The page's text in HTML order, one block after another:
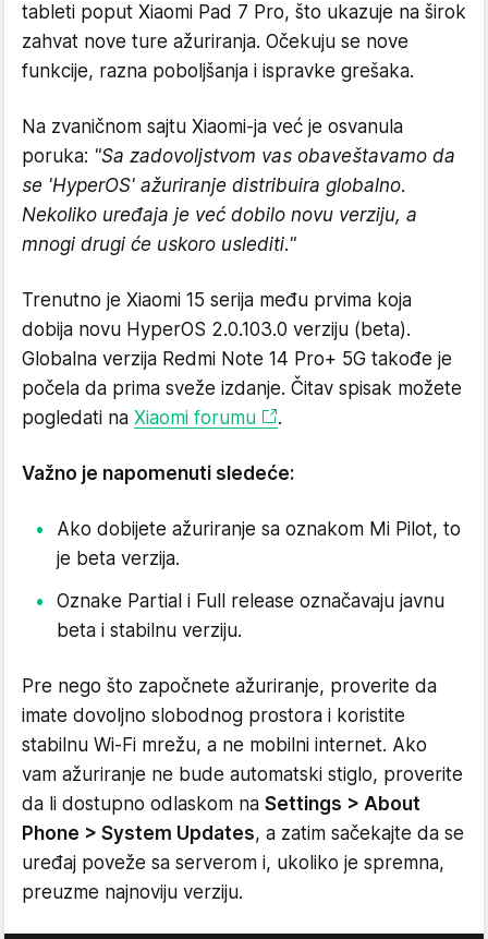
tableti poput Xiaomi Pad 7 Pro, što ukazuje na širok
zahvat nove ture ažuriranja. Očekuju se nove
funkcije, razna poboljšanja i ispravke grešaka.
Na zvaničnom sajtu Xiaomi-ja već je osvanula
poruka: "Sa zadovoljstvom vas obaveštavamo da
se 'HyperOS' ažuriranje distribuira globalno.
Nekoliko uređaja je već dobilo novu verziju, a
mnogi drugi će uskoro uslediti."
Trenutno je Xiaomi 15 serija među prvima koja
dobija novu HyperOS 2.0.103.0 verziju (beta).
Globalna verzija Redmi Note 14 Pro+ 5G takođe je
počela da prima sveže izdanje. Čitav spisak možete
pogledati na Xiaomi forumu .
Važno je napomenuti sledeće:
Ako dobijete ažuriranje sa oznakom Mi Pilot, to
je beta verzija.
Oznake Partial i Full release označavaju javnu
beta i stabilnu verziju.
Pre nego što započnete ažuriranje, proverite da
imate dovoljno slobodnog prostora i koristite
stabilnu Wi-Fi mrežu, a ne mobilni internet. Ako
vam ažuriranje ne bude automatski stiglo, proverite
da li dostupno odlaskom na Settings > About
Phone > System Updates, a zatim sačekajte da se
uređaj poveže sa serverom i, ukoliko je spremna,
preuzme najnoviju verziju.